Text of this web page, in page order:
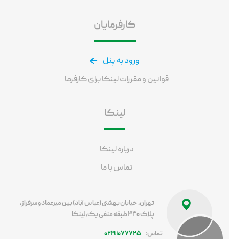
کارفرمایان
ورود به پنل
قوانین و مقررات لینکا برای کارفرما
لینکا
درباره لینکا
تماس با ما
تهران، خیابان بهشتی (عباس آباد) بین میرعماد و سرفراز،
پلاک ۳۴۰ طبقه منفی یک، لینکا
تماس: ۰۲۱۹۱۰۷۷۷۲۵